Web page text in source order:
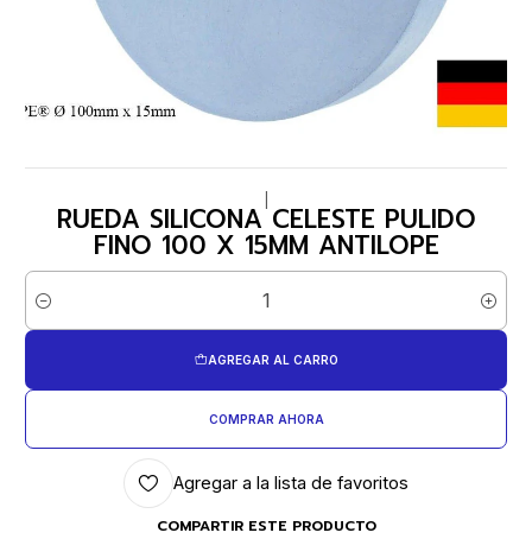
RUEDA SILICONA CELESTE PULIDO
FINO 100 X 15MM ANTILOPE
Cantidad
AGREGAR AL CARRO
COMPRAR AHORA
Agregar a la lista de favoritos
COMPARTIR ESTE PRODUCTO